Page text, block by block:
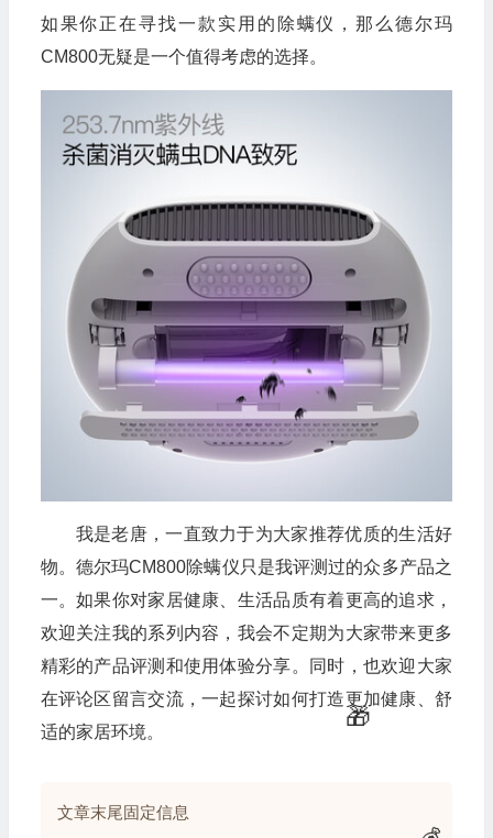
如果你正在寻找一款实用的除螨仪，那么德尔玛
CM800无疑是一个值得考虑的选择。
我是老唐，一直致力于为大家推荐优质的生活好
物。德尔玛CM800除螨仪只是我评测过的众多产品之
一。如果你对家居健康、生活品质有着更高的追求，
欢迎关注我的系列内容，我会不定期为大家带来更多
精彩的产品评测和使用体验分享。同时，也欢迎大家
在评论区留言交流，一起探讨如何打造更加健康、舒
适的家居环境。
文章末尾固定信息